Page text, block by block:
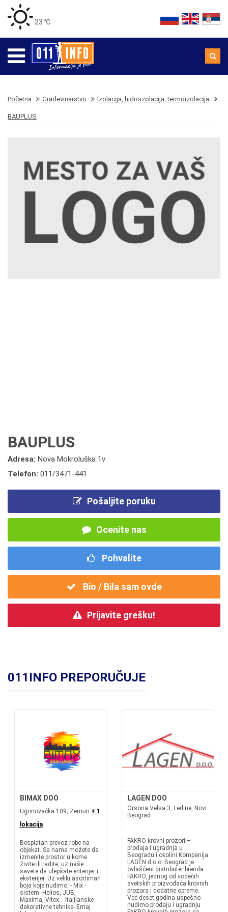
23 ℃
Početna Građevinarstvo Izolacija, hidroizolacija, termoizolacija
BAUPLUS
BAUPLUS
Adresa: Nova Mokroluška 1v
Telefon: 011/3471-441
Pošaljite poruku
Ocenite nas
Pohvalite
Bio / Bila sam ovde
Prijavite grešku!
011INFO PREPORUČUJE
BIMAX DOO
Ugrinovačka 109, Zemun + 1
lokacija
Besplatan prevoz robe na
objekat. Sa nama možete da
izmenite prostor u kome
živite ili radite, uz naše
savete da ulepšate enterijer i
eksterijer. Uz veliki asortiman
boja koje nudimo: - Mix -
sistem Helios, JUB,
Maxima, Vitex..- Italijanske
dekorativne tehnike- Emaj
LAGEN DOO
Orsona Velsa 3, Ledine, Novi
Beograd
FAKRO krovni prozori –
prodaja i ugradnja u
Beogradu i okolini Kompanija
LAGEN d.o.o. Beograd je
ovlašćeni distributer brenda
FAKRO, jednog od vodećih
svetskih proizvođača krovnih
prozora i dodatne opreme.
Već deset godina uspešno
nudimo prodaju i ugradnju